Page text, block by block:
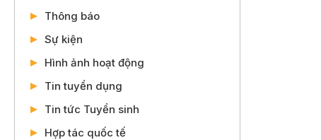
Thông báo
Sự kiện
Hình ảnh hoạt động
Tin tuyển dụng
Tin tức Tuyển sinh
Hợp tác quốc tế